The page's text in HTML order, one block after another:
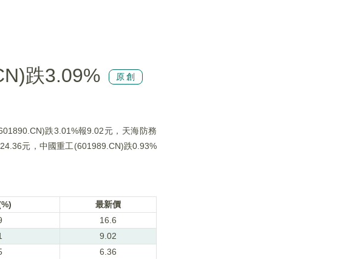
跌3.09% 原創
跌3.01%報9.02元，天海防務
元，中國重工(601989.CN)跌0.93%
最新價
16.6
9.02
6.36